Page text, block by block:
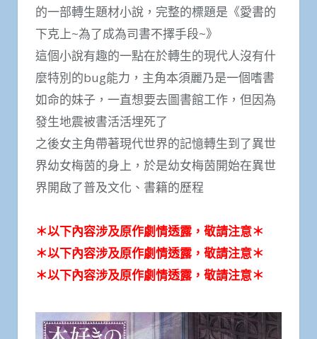
的一部轉生題材小說，完整的標題是《愛書的
下克上~為了成為司書不擇手段~》
這個小說有趣的一點在於轉生的現代人沒有什
麼特別的bug能力，主角本須麗乃是一個嗜書
如命的妹子，一直想要去圖書館工作，但因為
發生地震被書活活埋死了
之後女主角帶著現代世界的記憶轉生到了異世
界幼女梅茵的身上，於是幼女梅茵開始在異世
界開啟了普及文化、書籍的歷程
＊以下內容涉及原作劇情透露，敬請注意＊
＊以下內容涉及原作劇情透露，敬請注意＊
＊以下內容涉及原作劇情透露，敬請注意＊